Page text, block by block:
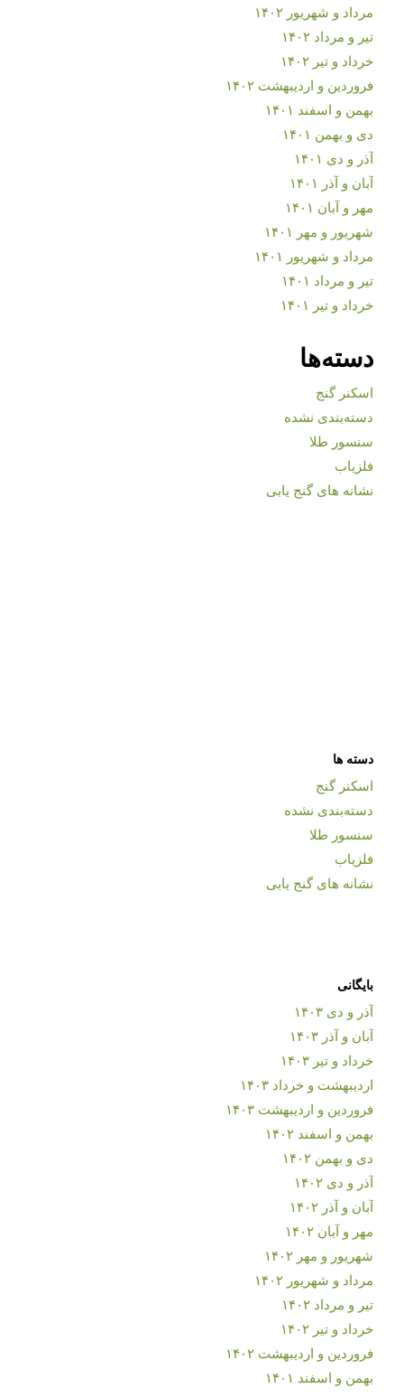
مرداد و شهریور ۱۴۰۲
تیر و مرداد ۱۴۰۲
خرداد و تیر ۱۴۰۲
فروردین و اردیبهشت ۱۴۰۲
بهمن و اسفند ۱۴۰۱
دی و بهمن ۱۴۰۱
آذر و دی ۱۴۰۱
آبان و آذر ۱۴۰۱
مهر و آبان ۱۴۰۱
شهریور و مهر ۱۴۰۱
مرداد و شهریور ۱۴۰۱
تیر و مرداد ۱۴۰۱
خرداد و تیر ۱۴۰۱
دسته‌ها
اسکنر گنج
دسته‌بندی نشده
سنسور طلا
فلزیاب
نشانه های گنج یابی
دسته ها
اسکنر گنج
دسته‌بندی نشده
سنسور طلا
فلزیاب
نشانه های گنج یابی
بایگانی
آذر و دی ۱۴۰۳
آبان و آذر ۱۴۰۳
خرداد و تیر ۱۴۰۳
اردیبهشت و خرداد ۱۴۰۳
فروردین و اردیبهشت ۱۴۰۳
بهمن و اسفند ۱۴۰۲
دی و بهمن ۱۴۰۲
آذر و دی ۱۴۰۲
آبان و آذر ۱۴۰۲
مهر و آبان ۱۴۰۲
شهریور و مهر ۱۴۰۲
مرداد و شهریور ۱۴۰۲
تیر و مرداد ۱۴۰۲
خرداد و تیر ۱۴۰۲
فروردین و اردیبهشت ۱۴۰۲
بهمن و اسفند ۱۴۰۱